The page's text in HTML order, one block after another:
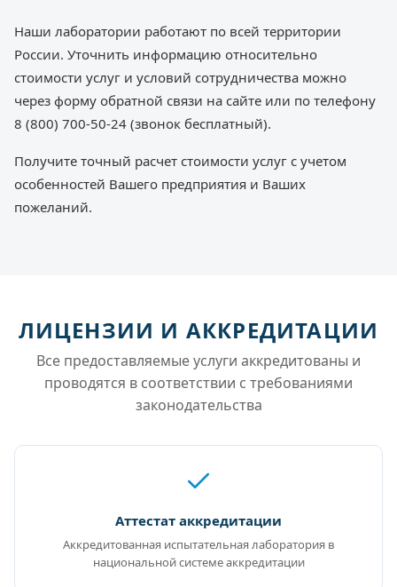
Наши лаборатории работают по всей территории
России. Уточнить информацию относительно
стоимости услуг и условий сотрудничества можно
через форму обратной связи на сайте или по телефону
8 (800) 700-50-24 (звонок бесплатный).
Получите точный расчет стоимости услуг с учетом
особенностей Вашего предприятия и Ваших
пожеланий.
ЛИЦЕНЗИИ И АККРЕДИТАЦИИ
Все предоставляемые услуги аккредитованы и
проводятся в соответствии с требованиями
законодательства
Аттестат аккредитации
Аккредитованная испытательная лаборатория в
национальной системе аккредитации